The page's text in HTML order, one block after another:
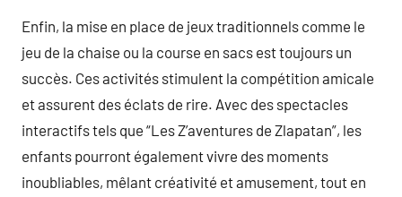
Enfin, la mise en place de jeux traditionnels comme le
jeu de la chaise ou la course en sacs est toujours un
succès. Ces activités stimulent la compétition amicale
et assurent des éclats de rire. Avec des spectacles
interactifs tels que “Les Z’aventures de Zlapatan”, les
enfants pourront également vivre des moments
inoubliables, mêlant créativité et amusement, tout en